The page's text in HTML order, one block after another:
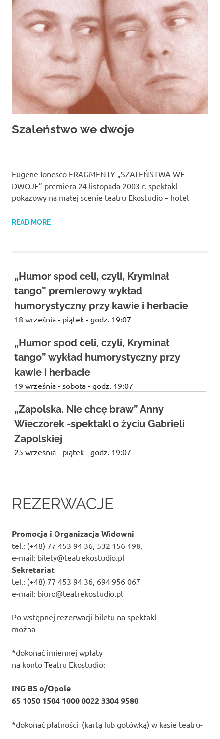
Szaleństwo we dwoje
Eugene Ionesco FRAGMENTY „SZALEŃSTWA WE
DWOJE” premiera 24 listopada 2003 r. spektakl
pokazowy na małej scenie teatru Ekostudio – hotel
READ MORE
„Humor spod celi, czyli, Kryminał
tango” premierowy wykład
humorystyczny przy kawie i herbacie
18 września - piątek - godz. 19:07
„Humor spod celi, czyli, Kryminał
tango” wykład humorystyczny przy
kawie i herbacie
19 września - sobota - godz. 19:07
„Zapolska. Nie chcę braw” Anny
Wieczorek -spektakl o życiu Gabrieli
Zapolskiej
25 września - piątek - godz. 19:07
REZERWACJE
Promocja i Organizacja Widowni
tel.: (+48) 77 453 94 36, 532 156 198,
e-mail: bilety@teatrekostudio.pl
Sekretariat
tel.: (+48) 77 453 94 36, 694 956 067
e-mail: biuro@teatrekostudio.pl
Po wstępnej rezerwacji biletu na spektakl
można
*dokonać imiennej wpłaty
na konto Teatru Ekostudio:
ING BS o/Opole
65 1050 1504 1000 0022 3304 9580
*dokonać płatności (kartą lub gotówką) w kasie teatru-